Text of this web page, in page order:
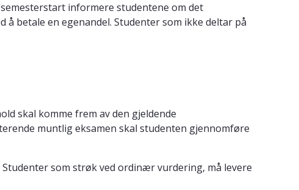
informere studentene om det
betale en egenandel. Studenter som ikke deltar på
skal komme frem av den gjeldende
muntlig eksamen skal studenten gjennomføre
som strøk ved ordinær vurdering, må levere